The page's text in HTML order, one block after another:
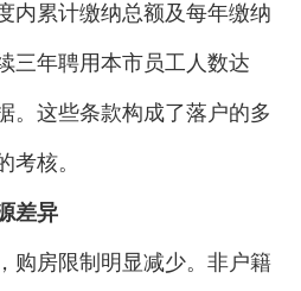
内累计缴纳总额及每年缴纳
三年聘用本市员工人数达
。这些条款构成了落户的多
考核。
差异
房限制明显减少。非户籍